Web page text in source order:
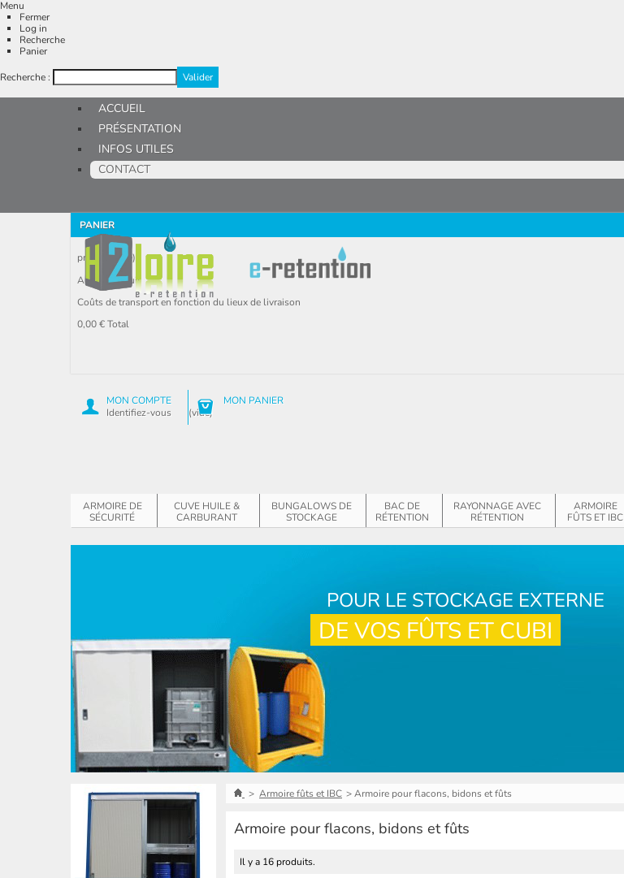
Menu
Fermer
Log in
Recherche
Panier
Recherche :
ACCUEIL
PRÉSENTATION
INFOS UTILES
CONTACT
PANIER
produit
(vide)
Aucun produit
Coûts de transport en fonction du lieux de livraison
0,00 €Total
MON COMPTE
Identifiez-vous
MON PANIER
(vide)
ARMOIRE DE
SÉCURITÉ
CUVE HUILE &
CARBURANT
BUNGALOWS DE
STOCKAGE
BAC DE
RÉTENTION
RAYONNAGE AVEC
RÉTENTION
ARMOIRE
FÛTS ET IBC
POUR LE STOCKAGE EXTERNE
DE VOS FÛTS ET CUBI
> Armoire fûts et IBC >Armoire pour flacons, bidons et fûts
Armoire pour flacons, bidons et fûts
Il y a 16 produits.